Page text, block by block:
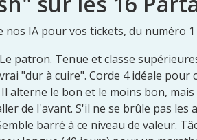
nos IA pour vos tickets, du numéro 1
Le patron. Tenue et classe
"dur à cuire". Corde 4 idéale
Il alterne le bon et le moins bon,
de l'avant. S'il ne se brûle pas les
barré à ce niveau de valeur.